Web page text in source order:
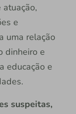
e
uma relação
dinheiro e
educação e
suspeitas,